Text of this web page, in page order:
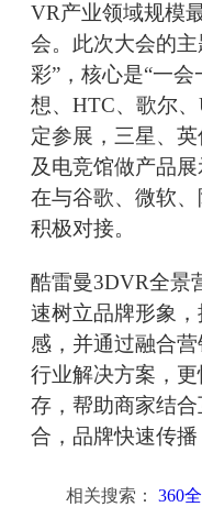
VR产业领域规模
会。此次大会的
彩”，核心是“一
想、HTC、歌尔
定参展，三星、
及电竞馆做产品
在与谷歌、微软
积极对接。
酷雷曼3DVR全景
速树立品牌形象
感，并通过融合
行业解决方案，
存，帮助商家结
合，品牌快速传播
相关搜索： 360